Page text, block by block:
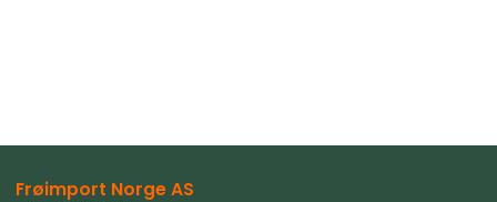
Frøimport Norge AS